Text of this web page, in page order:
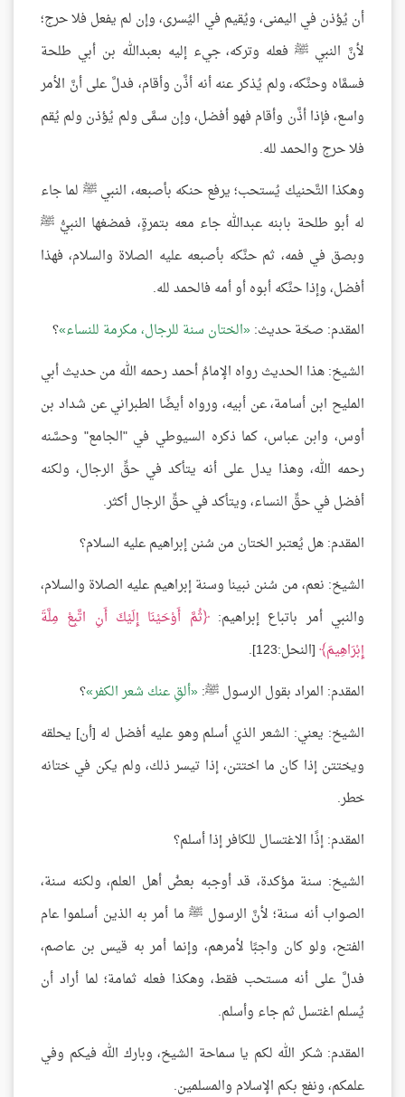
أن يُؤذن في اليمنى، ويُقيم في اليُسرى، وإن لم يفعل فلا حرج؛
لأنَّ النبي ﷺ فعله وتركه، جيء إليه بعبدالله بن أبي طلحة
فسمَّاه وحنَّكه، ولم يُذكر عنه أنه أذَّن وأقام، فدلَّ على أنَّ الأمر
واسع، فإذا أذَّن وأقام فهو أفضل، وإن سمَّى ولم يُؤذن ولم يُقم
فلا حرج والحمد لله.
وهكذا التَّحنيك يُستحب؛ يرفع حنكه بأصبعه، النبي ﷺ لما جاء
له أبو طلحة بابنه عبدالله جاء معه بتمرةٍ، فمضغها النبيُّ ﷺ
وبصق في فمه، ثم حنَّكه بأصبعه عليه الصلاة والسلام، فهذا
أفضل، وإذا حنَّكه أبوه أو أمه فالحمد لله.
المقدم: صحّة حديث: الختان سنة للرجال، مكرمة للنساء ؟
الشيخ: هذا الحديث رواه الإمامُ أحمد رحمه الله من حديث أبي
المليح ابن أسامة، عن أبيه، ورواه أيضًا الطبراني عن شداد بن
أوس، وابن عباس، كما ذكره السيوطي في "الجامع" وحسَّنه
رحمه الله، وهذا يدل على أنه يتأكد في حقِّ الرجال، ولكنه
أفضل في حقِّ النساء، ويتأكد في حقِّ الرجال أكثر.
المقدم: هل يُعتبر الختان من سُنن إبراهيم عليه السلام؟
الشيخ: نعم، من سُنن نبينا وسنة إبراهيم عليه الصلاة والسلام،
والنبي أمر باتباع إبراهيم: ثُمَّ أَوْحَيْنَا إِلَيْكَ أَنِ اتَّبِعْ مِلَّةَ
إِبْرَاهِيمَ [النحل:123].
المقدم: المراد بقول الرسول ﷺ: ألقِ عنك شعر الكفر ؟
الشيخ: يعني: الشعر الذي أسلم وهو عليه أفضل له [أن] يحلقه
ويختتن إذا كان ما اختتن، إذا تيسر ذلك، ولم يكن في ختانه
خطر.
المقدم: إذًا الاغتسال للكافر إذا أسلم؟
الشيخ: سنة مؤكدة، قد أوجبه بعضُ أهل العلم، ولكنه سنة،
الصواب أنه سنة؛ لأنَّ الرسول ﷺ ما أمر به الذين أسلموا عام
الفتح، ولو كان واجبًا لأمرهم، وإنما أمر به قيس بن عاصم،
فدلَّ على أنه مستحب فقط، وهكذا فعله ثمامة؛ لما أراد أن
يُسلم اغتسل ثم جاء وأسلم.
المقدم: شكر الله لكم يا سماحة الشيخ، وبارك الله فيكم وفي
علمكم، ونفع بكم الإسلام والمسلمين.